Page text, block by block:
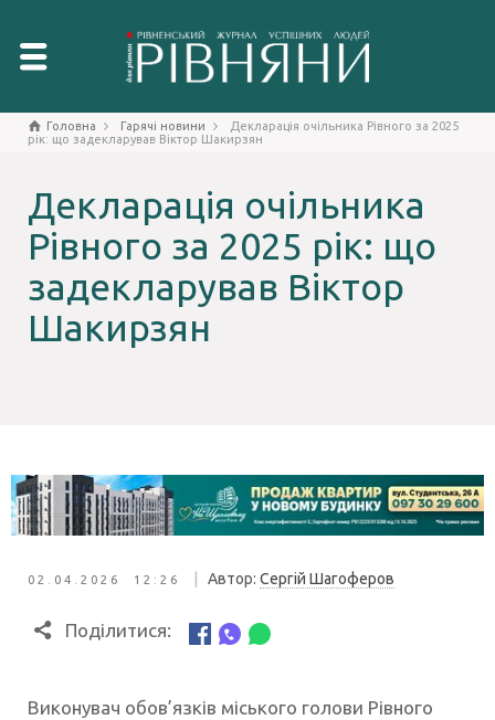
Головна Гарячі новини
Декларація очільника Рівного за 2025
рік: що задекларував Віктор Шакирзян
Декларація очільника
Рівного за 2025 рік: що
задекларував Віктор
Шакирзян
02.04.2026 12:26 Автор: Сергій Шагоферов
Поділитися:
Виконувач обов’язків міського голови Рівного